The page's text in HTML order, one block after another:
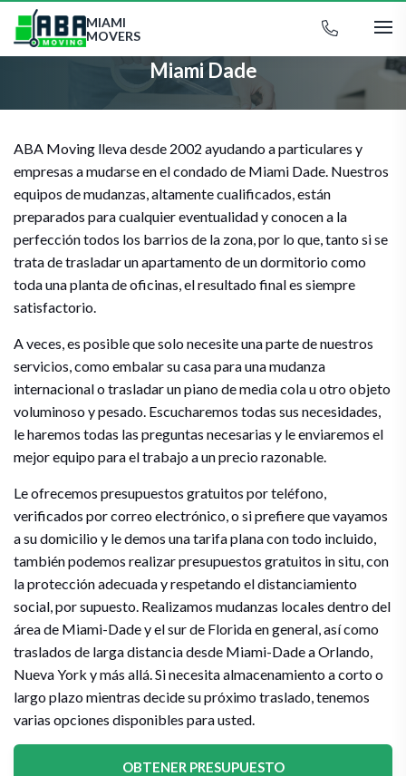
MIAMI
MOVERS
Miami Dade
ABA Moving lleva desde 2002 ayudando a particulares y
empresas a mudarse en el condado de Miami Dade. Nuestros
equipos de mudanzas, altamente cualificados, están
preparados para cualquier eventualidad y conocen a la
perfección todos los barrios de la zona, por lo que, tanto si se
trata de trasladar un apartamento de un dormitorio como
toda una planta de oficinas, el resultado final es siempre
satisfactorio.
A veces, es posible que solo necesite una parte de nuestros
servicios, como embalar su casa para una mudanza
internacional o trasladar un piano de media cola u otro objeto
voluminoso y pesado. Escucharemos todas sus necesidades,
le haremos todas las preguntas necesarias y le enviaremos el
mejor equipo para el trabajo a un precio razonable.
Le ofrecemos presupuestos gratuitos por teléfono,
verificados por correo electrónico, o si prefiere que vayamos
a su domicilio y le demos una tarifa plana con todo incluido,
también podemos realizar presupuestos gratuitos in situ, con
la protección adecuada y respetando el distanciamiento
social, por supuesto. Realizamos mudanzas locales dentro del
área de Miami-Dade y el sur de Florida en general, así como
traslados de larga distancia desde Miami-Dade a Orlando,
Nueva York y más allá. Si necesita almacenamiento a corto o
largo plazo mientras decide su próximo traslado, tenemos
varias opciones disponibles para usted.
OBTENER PRESUPUESTO